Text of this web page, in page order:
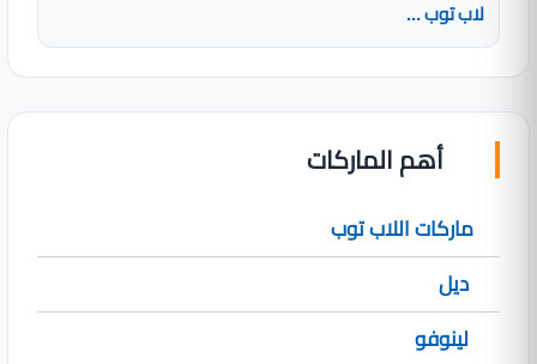
لاب توب ...
أهم الماركات
ماركات اللاب توب
ديل
لينوفو